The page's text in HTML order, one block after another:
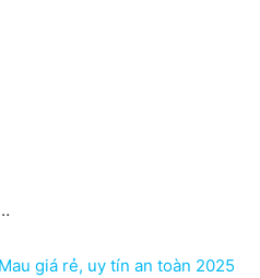
giá rẻ, uy tín an toàn 2025